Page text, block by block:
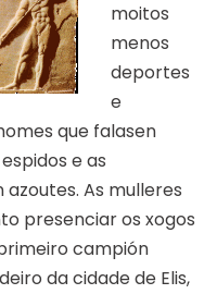
moitos
menos
deportes
e
que falasen
e as
As mulleres
presenciar os xogos
campión
da cidade de Elis,